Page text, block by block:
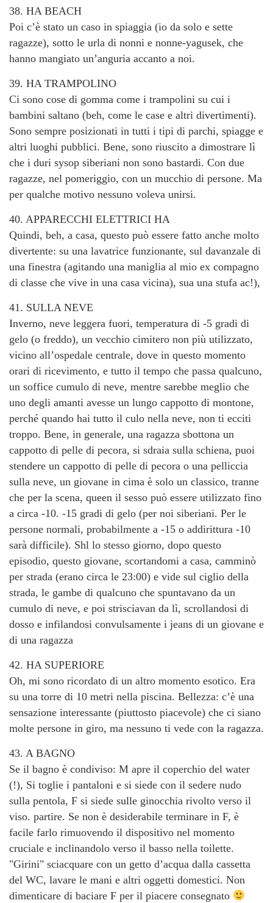
38. HA BEACH
Poi c’è stato un caso in spiaggia (io da solo e sette
ragazze), sotto le urla di nonni e nonne-yagusek, che
hanno mangiato un’anguria accanto a noi.
39. HA TRAMPOLINO
Ci sono cose di gomma come i trampolini su cui i
bambini saltano (beh, come le case e altri divertimenti).
Sono sempre posizionati in tutti i tipi di parchi, spiagge e
altri luoghi pubblici. Bene, sono riuscito a dimostrare lì
che i duri sysop siberiani non sono bastardi. Con due
ragazze, nel pomeriggio, con un mucchio di persone. Ma
per qualche motivo nessuno voleva unirsi.
40. APPARECCHI ELETTRICI HA
Quindi, beh, a casa, questo può essere fatto anche molto
divertente: su una lavatrice funzionante, sul davanzale di
una finestra (agitando una maniglia al mio ex compagno
di classe che vive in una casa vicina), sua una stufa ac!),
41. SULLA NEVE
Inverno, neve leggera fuori, temperatura di -5 gradi di
gelo (o freddo), un vecchio cimitero non più utilizzato,
vicino all’ospedale centrale, dove in questo momento
orari di ricevimento, e tutto il tempo che passa qualcuno,
un soffice cumulo di neve, mentre sarebbe meglio che
uno degli amanti avesse un lungo cappotto di montone,
perché quando hai tutto il culo nella neve, non ti ecciti
troppo. Bene, in generale, una ragazza sbottona un
cappotto di pelle di pecora, si sdraia sulla schiena, puoi
stendere un cappotto di pelle di pecora o una pelliccia
sulla neve, un giovane in cima è solo un classico, tranne
che per la scena, queen il sesso può essere utilizzato fino
a circa -10. -15 gradi di gelo (per noi siberiani. Per le
persone normali, probabilmente a -15 o addirittura -10
sarà difficile). Shl lo stesso giorno, dopo questo
episodio, questo giovane, scortandomi a casa, camminò
per strada (erano circa le 23:00) e vide sul ciglio della
strada, le gambe di qualcuno che spuntavano da un
cumulo di neve, e poi strisciavan da lì, scrollandosi di
dosso e infilandosi convulsamente i jeans di un giovane e
di una ragazza
42. HA SUPERIORE
Oh, mi sono ricordato di un altro momento esotico. Era
su una torre di 10 metri nella piscina. Bellezza: c’è una
sensazione interessante (piuttosto piacevole) che ci siano
molte persone in giro, ma nessuno ti vede con la ragazza.
43. A BAGNO
Se il bagno è condiviso: M apre il coperchio del water
(!), Si toglie i pantaloni e si siede con il sedere nudo
sulla pentola, F si siede sulle ginocchia rivolto verso il
viso. partire. Se non è desiderabile terminare in F, è
facile farlo rimuovendo il dispositivo nel momento
cruciale e inclinandolo verso il basso nella toilette.
"Girini" sciacquare con un getto d’acqua dalla cassetta
del WC, lavare le mani e altri oggetti domestici. Non
dimenticare di baciare F per il piacere consegnato